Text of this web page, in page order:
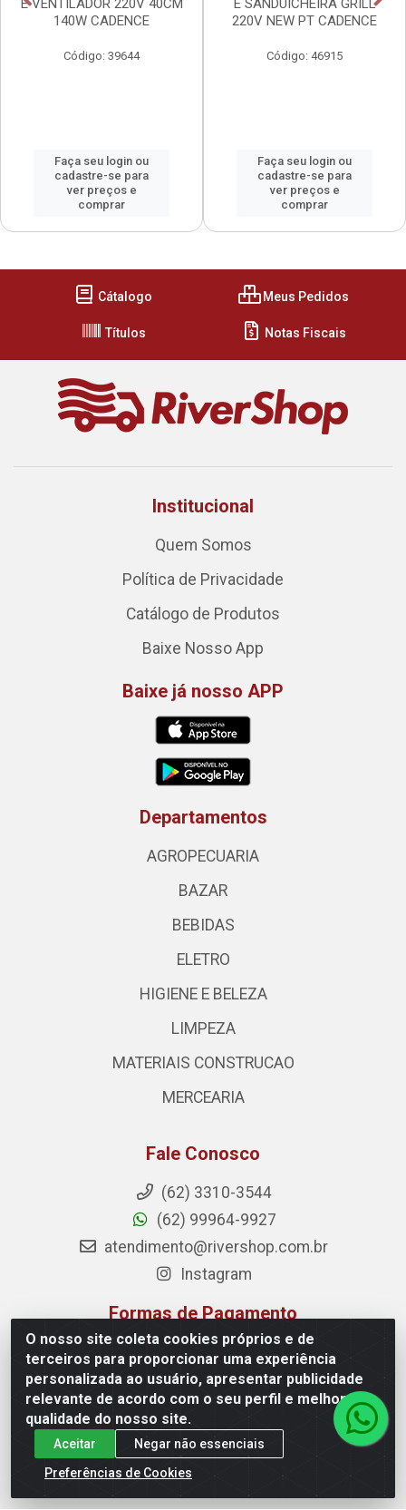
E VENTILADOR 220V 40CM
140W CADENCE
Código: 39644
Faça seu login ou
cadastre-se para
ver preços e
comprar
E SANDUICHEIRA GRILL
220V NEW PT CADENCE
Código: 46915
Faça seu login ou
cadastre-se para
ver preços e
comprar
O nosso site coleta cookies próprios e de
terceiros para proporcionar uma experiência
personalizada ao usuário, apresentar publicidade
relevante de acordo com o seu perfil e melhorar a
qualidade do nosso site.
Aceitar
Negar não essenciais
Preferências de Cookies
Cátalogo Meus Pedidos
Títulos Notas Fiscais
Institucional
Quem Somos
Política de Privacidade
Catálogo de Produtos
Baixe Nosso App
Baixe já nosso APP
Departamentos
AGROPECUARIA
BAZAR
BEBIDAS
ELETRO
HIGIENE E BELEZA
LIMPEZA
MATERIAIS CONSTRUCAO
MERCEARIA
Fale Conosco
(62) 3310-3544
(62) 99964-9927
atendimento@rivershop.com.br
Instagram
Formas de Pagamento
Site Seguro